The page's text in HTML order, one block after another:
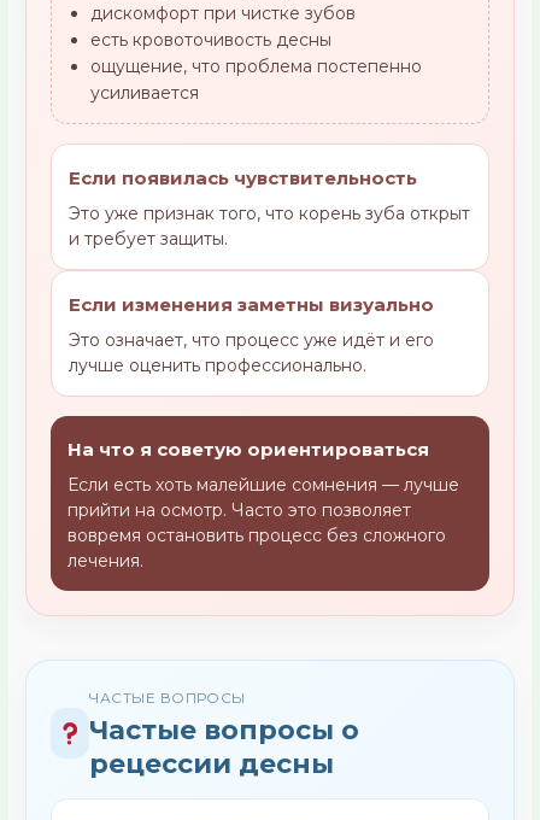
дискомфорт при чистке зубов
есть кровоточивость десны
ощущение, что проблема постепенно
усиливается
Если появилась чувствительность
Это уже признак того, что корень зуба открыт
и требует защиты.
Если изменения заметны визуально
Это означает, что процесс уже идёт и его
лучше оценить профессионально.
На что я советую ориентироваться
Если есть хоть малейшие сомнения — лучше
прийти на осмотр. Часто это позволяет
вовремя остановить процесс без сложного
лечения.
ЧАСТЫЕ ВОПРОСЫ
Частые вопросы о
рецессии десны